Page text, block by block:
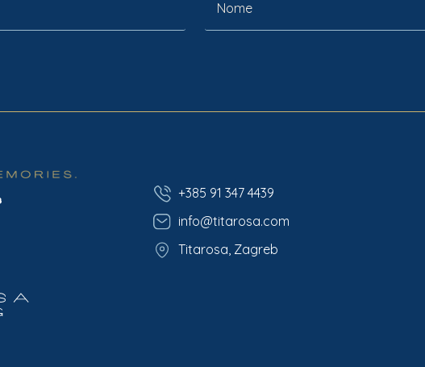
+385 91 347 4439
info@titarosa.com
Titarosa, Zagreb